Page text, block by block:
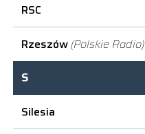
RSC
Rzeszów (Polskie Radio)
S
Silesia